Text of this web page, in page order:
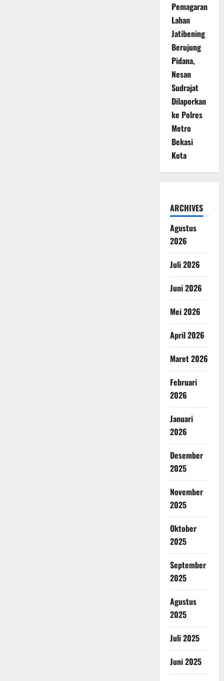
Pemagaran
Lahan
Jatibening
Berujung
Pidana,
Nesan
Sudrajat
Dilaporkan
ke Polres
Metro
Bekasi
Kota
ARCHIVES
Agustus
2026
Juli 2026
Juni 2026
Mei 2026
April 2026
Maret 2026
Februari
2026
Januari
2026
Desember
2025
November
2025
Oktober
2025
September
2025
Agustus
2025
Juli 2025
Juni 2025